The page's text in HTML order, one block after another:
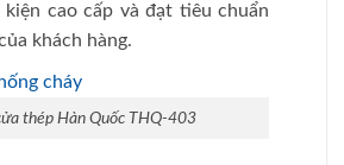
kiện cao cấp và đạt tiêu chuẩn
khách hàng.
thép Hàn Quốc THQ-403